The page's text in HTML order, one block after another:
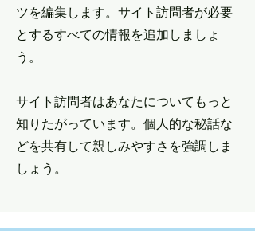
ツを編集します。サイト訪問者が必要
とするすべての情報を追加しましょ
う。 ​
サイト訪問者はあなたについてもっと
知りたがっています。個人的な秘話な
どを共有して親しみやすさを強調しま
しょう。